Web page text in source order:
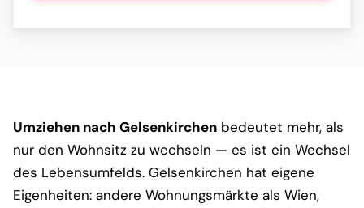
Umziehen nach Gelsenkirchen bedeutet mehr, als
nur den Wohnsitz zu wechseln — es ist ein Wechsel
des Lebensumfelds. Gelsenkirchen hat eigene
Eigenheiten: andere Wohnungsmärkte als Wien,